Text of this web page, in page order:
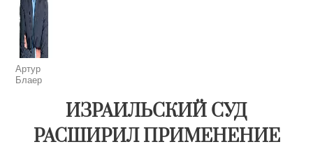
Артур
Блаер
ИЗРАИЛЬСКИЙ СУД
РАСШИРИЛ ПРИМЕНЕНИЕ